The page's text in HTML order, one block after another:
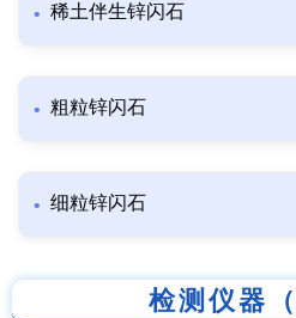
稀土伴生锌闪石
粗粒锌闪石
细粒锌闪石
检测仪器（